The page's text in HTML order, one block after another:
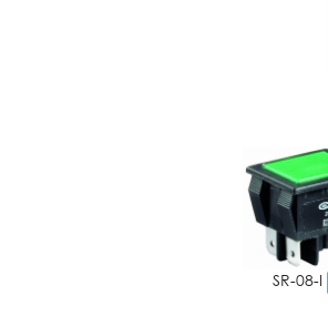
SR-08-I